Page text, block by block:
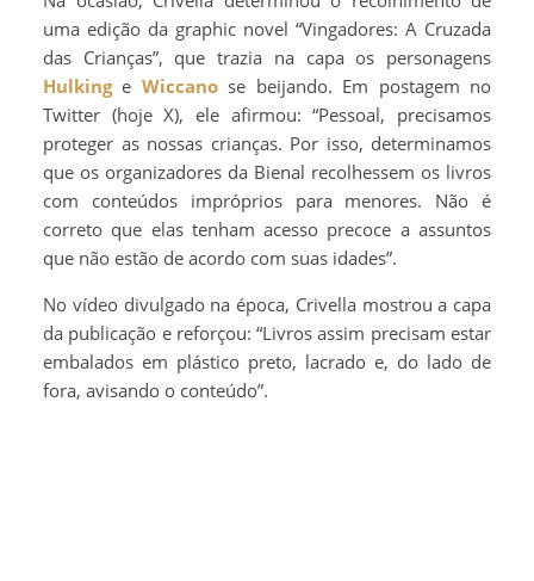
uma edição da graphic novel “Vingadores: A Cruzada
das Crianças”, que trazia na capa os personagens
Hulkinge Wiccanose beijando. Em postagem no
Twitter (hoje X), ele afirmou: “Pessoal, precisamos
proteger as nossas crianças. Por isso, determinamos
que os organizadores da Bienal recolhessem os livros
com conteúdos impróprios para menores. Não é
correto que elas tenham acesso precoce a assuntos
que não estão de acordo com suas idades”.
No vídeo divulgado na época, Crivella mostrou a capa
da publicação e reforçou: “Livros assim precisam estar
embalados em plástico preto, lacrado e, do lado de
fora, avisando o conteúdo”.